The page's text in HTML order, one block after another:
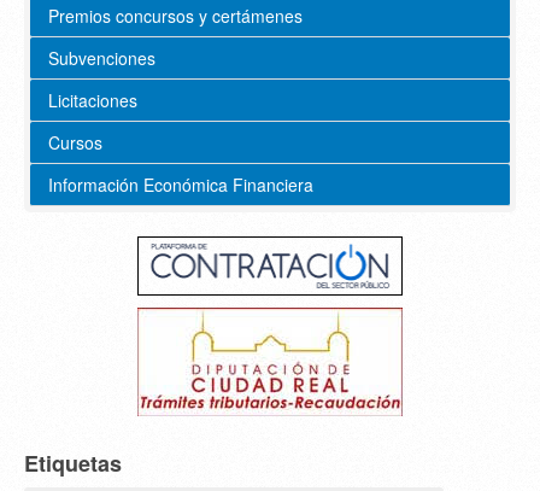
Premios concursos y certámenes
Subvenciones
Licitaciones
Cursos
Información Económica Financiera
Etiquetas